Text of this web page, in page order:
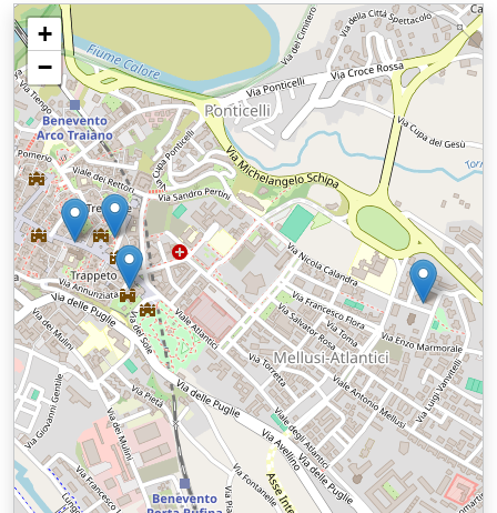
+
−